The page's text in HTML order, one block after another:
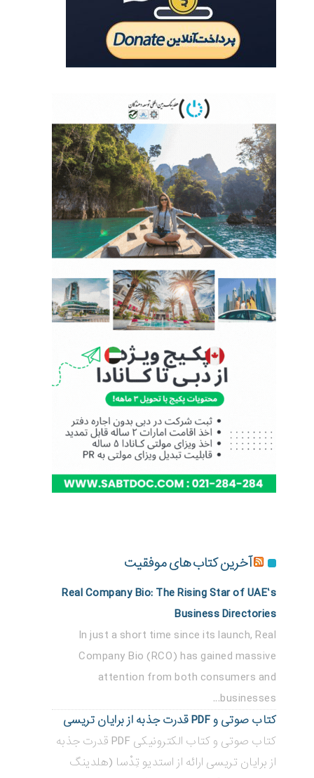
آخرین کتاب های موفقیت
Real Company Bio: The Rising Star of UAE’s
Business Directories
In just a short time since its launch, Real
Company Bio (RCO) has gained massive
attention from both consumers and
businesses...
کتاب صوتی و PDF قدرت جذبه از برایان تریسی
کتاب صوتی و کتاب الکترونیکی PDF قدرت جذبه
از برایان تریسی ارائه از استدیو تِدْسا (هلدینگ